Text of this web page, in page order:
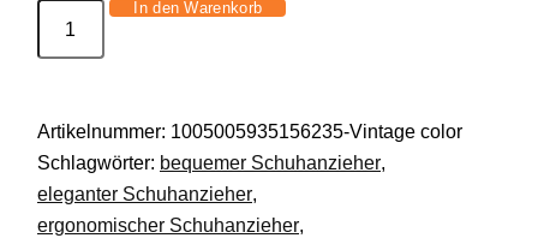
Schuhanzieher
mit
Magnet
lang
stabil
In den Warenkorb
Artikelnummer: 1005005935156235-Vintage color
Schlagwörter: bequemer Schuhanzieher,
eleganter Schuhanzieher,
ergonomischer Schuhanzieher,